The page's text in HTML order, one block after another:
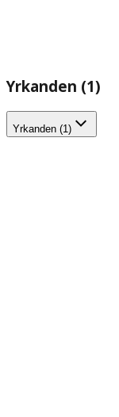
Yrkanden (1)
Yrkanden (1)